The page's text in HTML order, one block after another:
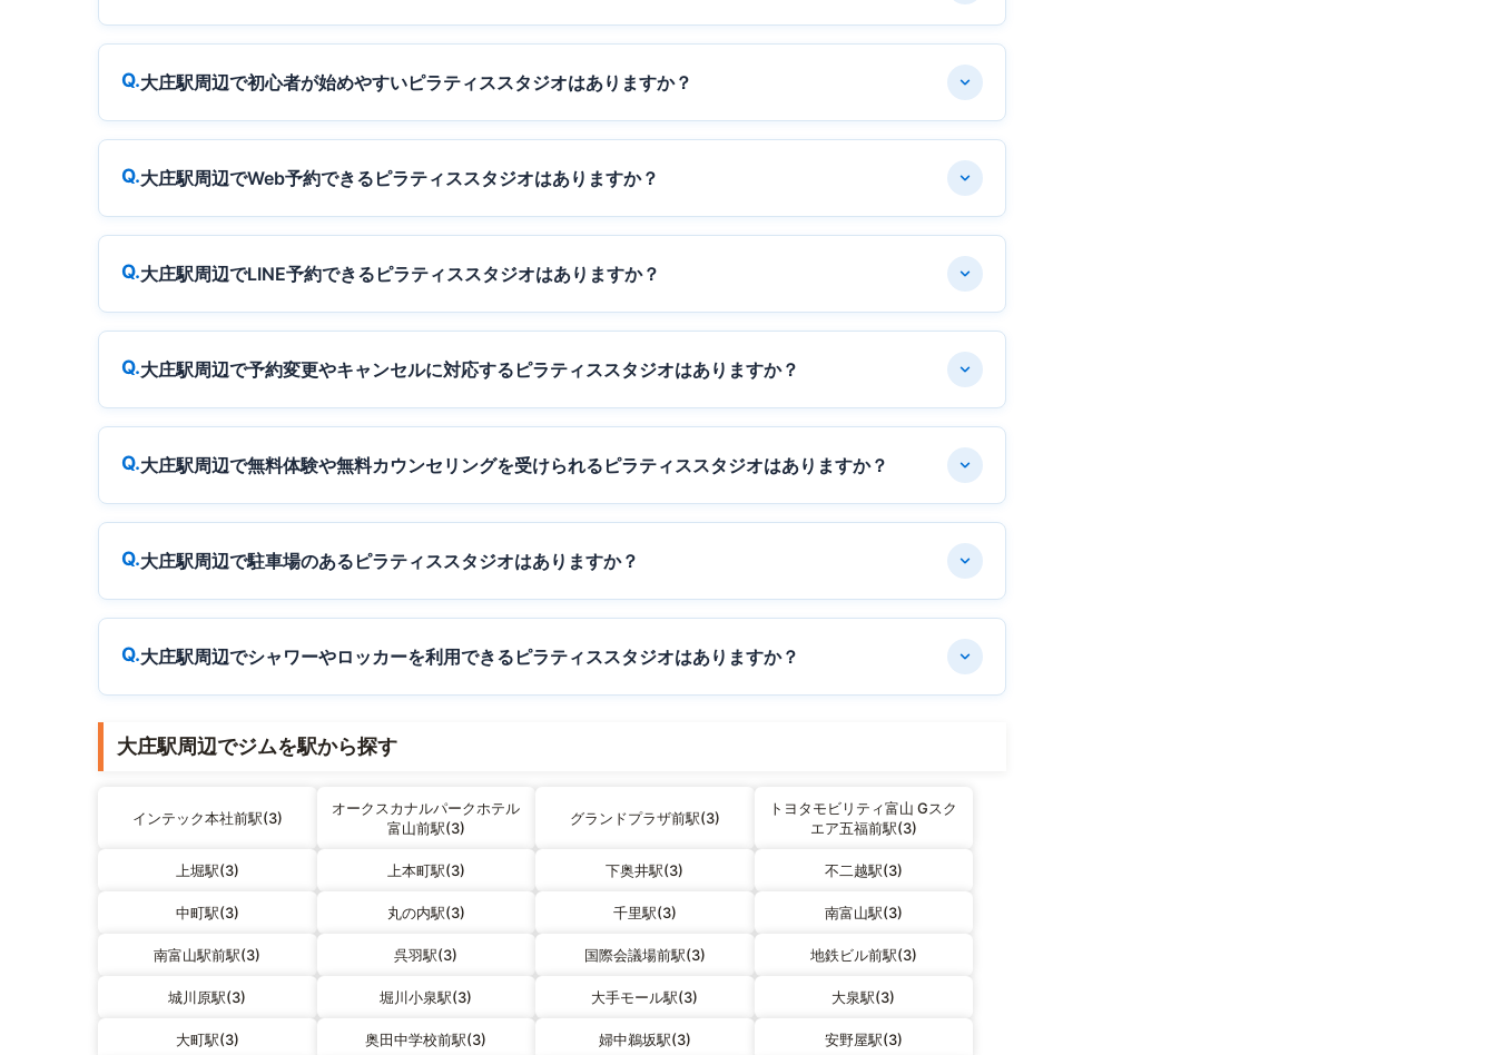
大庄駅周辺で初心者が始めやすいピラティススタジオはありますか？
大庄駅周辺でWeb予約できるピラティススタジオはありますか？
大庄駅周辺でLINE予約できるピラティススタジオはありますか？
大庄駅周辺で予約変更やキャンセルに対応するピラティススタジオはありますか？
大庄駅周辺で無料体験や無料カウンセリングを受けられるピラティススタジオはありますか？
大庄駅周辺で駐車場のあるピラティススタジオはありますか？
大庄駅周辺でシャワーやロッカーを利用できるピラティススタジオはありますか？
大庄駅周辺でジムを駅から探す
インテック本社前駅(3)
オークスカナルパークホテル
富山前駅(3)
グランドプラザ前駅(3)
トヨタモビリティ富山 Gスク
エア五福前駅(3)
上堀駅(3) 上本町駅(3) 下奥井駅(3) 不二越駅(3)
中町駅(3) 丸の内駅(3) 千里駅(3) 南富山駅(3)
南富山駅前駅(3) 呉羽駅(3) 国際会議場前駅(3) 地鉄ビル前駅(3)
城川原駅(3) 堀川小泉駅(3) 大手モール駅(3) 大泉駅(3)
大町駅(3) 奥田中学校前駅(3) 婦中鵜坂駅(3) 安野屋駅(3)